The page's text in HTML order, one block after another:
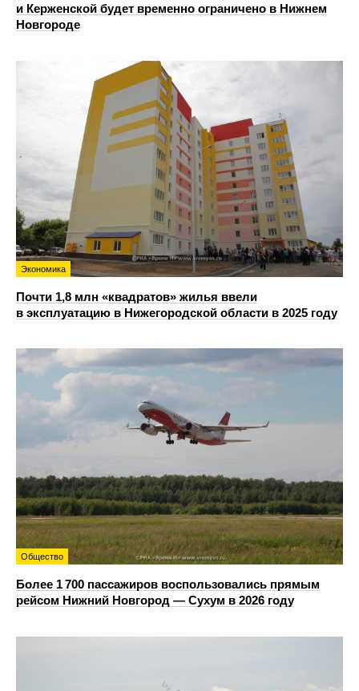
и Керженской будет временно ограничено в Нижнем
Новгороде
Экономика
Почти 1,8 млн «квадратов» жилья ввели
в эксплуатацию в Нижегородской области в 2025 году
Общество
Более 1 700 пассажиров воспользовались прямым
рейсом Нижний Новгород — Сухум в 2026 году